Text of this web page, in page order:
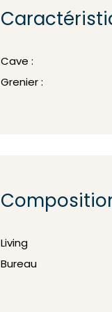
Cave :
Grenier :
Living
Bureau